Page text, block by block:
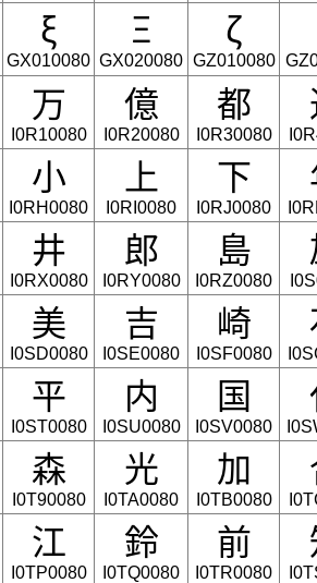
ξ
GX010080
Ξ
GX020080
ζ
GZ010080
万
I0R10080
億
I0R20080
都
I0R30080
小
I0RH0080
上
I0RI0080
下
I0RJ0080
井
I0RX0080
郎
I0RY0080
島
I0RZ0080
美
I0SD0080
吉
I0SE0080
崎
I0SF0080
平
I0ST0080
内
I0SU0080
国
I0SV0080
森
I0T90080
光
I0TA0080
加
I0TB0080
江
I0TP0080
鈴
I0TQ0080
前
I0TR0080